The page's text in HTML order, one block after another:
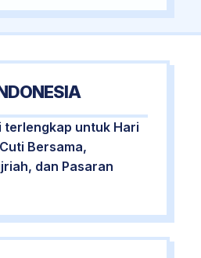
untuk Hari
Bersama,
dan Pasaran